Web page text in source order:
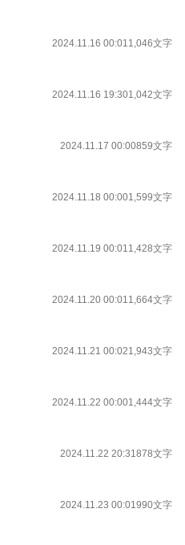
2024.11.16 00:011,046文字
2024.11.16 19:301,042文字
2024.11.17 00:00859文字
2024.11.18 00:001,599文字
2024.11.19 00:011,428文字
2024.11.20 00:011,664文字
2024.11.21 00:021,943文字
2024.11.22 00:001,444文字
2024.11.22 20:31878文字
2024.11.23 00:01990文字